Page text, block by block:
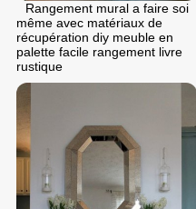
Rangement mural a faire soi
même avec matériaux de
récupération diy meuble en
palette facile rangement livre
rustique